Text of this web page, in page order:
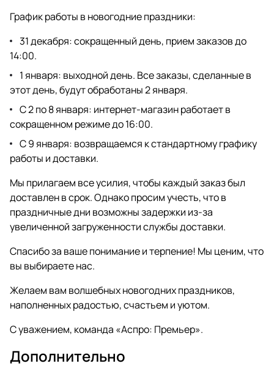
График работы в новогодние праздники:
31 декабря: сокращенный день, прием заказов до
14:00.
1 января: выходной день. Все заказы, сделанные в
этот день, будут обработаны 2 января.
С 2 по 8 января: интернет-магазин работает в
сокращенном режиме до 16:00.
С 9 января: возвращаемся к стандартному графику
работы и доставки.
Мы прилагаем все усилия, чтобы каждый заказ был
доставлен в срок. Однако просим учесть, что в
праздничные дни возможны задержки из-за
увеличенной загруженности службы доставки.
Спасибо за ваше понимание и терпение! Мы ценим, что
вы выбираете нас.
Желаем вам волшебных новогодних праздников,
наполненных радостью, счастьем и уютом.
С уважением, команда «Аспро: Премьер».
Дополнительно